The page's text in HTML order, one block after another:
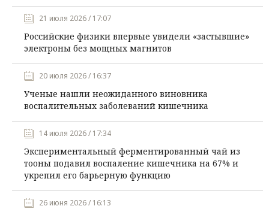
21 июля 2026 / 17:07
Российские физики впервые увидели «застывшие»
электроны без мощных магнитов
20 июля 2026 / 16:37
Ученые нашли неожиданного виновника
воспалительных заболеваний кишечника
14 июля 2026 / 17:34
Экспериментальный ферментированный чай из
тооны подавил воспаление кишечника на 67% и
укрепил его барьерную функцию
26 июня 2026 / 16:13